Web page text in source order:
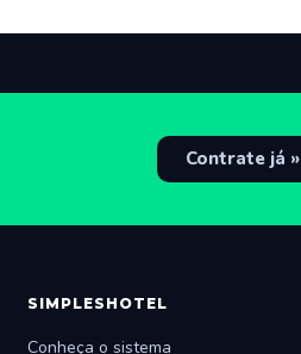
Contrate já »
SIMPLESHOTEL
Conheça o sistema